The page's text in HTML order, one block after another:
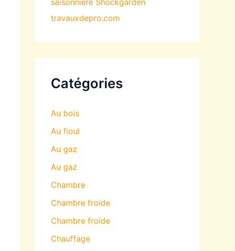
saisonniere Shockgarden
travauxdepro.com
Catégories
Au bois
Au fioul
Au gaz
Au gaz
Chambre
Chambre froide
Chambre froide
Chauffage